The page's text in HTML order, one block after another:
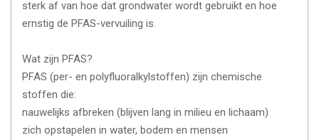
sterk af van hoe dat grondwater wordt gebruikt en hoe
ernstig de PFAS-vervuiling is.
Wat zijn PFAS?
PFAS (per- en polyfluoralkylstoffen) zijn chemische
stoffen die:
nauwelijks afbreken (blijven lang in milieu en lichaam)
zich opstapelen in water, bodem en mensen